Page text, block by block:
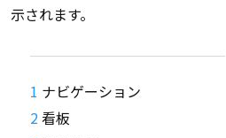
示されます。
ナビゲーション
看板